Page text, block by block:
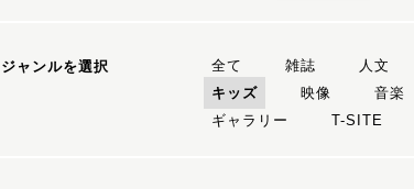
ジャンルを選択 全て 雑誌 人文
キッズ
映像 音楽
ギャラリー
T-SITE